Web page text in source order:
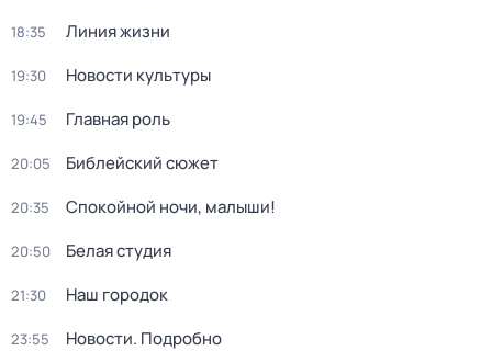
18:35 Линия жизни
19:30 Новости культуры
19:45 Главная роль
20:05 Библейский сюжет
20:35 Спокойной ночи, малыши!
20:50 Белая студия
21:30 Наш городок
23:55 Новости. Подробно